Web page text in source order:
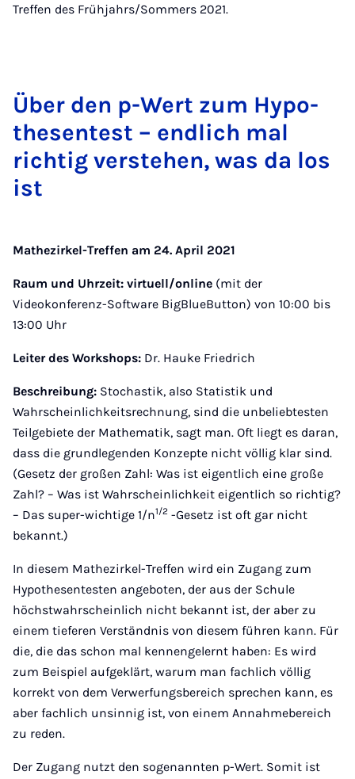
Treffen des Frühjahrs/Sommers 2021.
Über den p-Wert zum Hy­po­
thesentest – end­lich mal
richtig ver­stehen, was da los
ist
Mathezirkel-Treffen am 24. April 2021
Raum und Uhrzeit: virtuell/online (mit der
Videokonferenz-Software BigBlueButton) von 10:00 bis
13:00 Uhr
Leiter des Workshops: Dr. Hauke Friedrich
Beschreibung: Stochastik, also Statistik und
Wahrscheinlichkeitsrechnung, sind die unbeliebtesten
Teilgebiete der Mathematik, sagt man. Oft liegt es daran,
dass die grundlegenden Konzepte nicht völlig klar sind.
(Gesetz der großen Zahl: Was ist eigentlich eine große
Zahl? – Was ist Wahrscheinlichkeit eigentlich so richtig?
– Das super-wichtige 1/n1/2 -Gesetz ist oft gar nicht
bekannt.)
In diesem Mathezirkel-Treffen wird ein Zugang zum
Hypothesentesten angeboten, der aus der Schule
höchstwahrscheinlich nicht bekannt ist, der aber zu
einem tieferen Verständnis von diesem führen kann. Für
die, die das schon mal kennengelernt haben: Es wird
zum Beispiel aufgeklärt, warum man fachlich völlig
korrekt von dem Verwerfungsbereich sprechen kann, es
aber fachlich unsinnig ist, von einem Annahmebereich
zu reden.
Der Zugang nutzt den sogenannten p-Wert. Somit ist